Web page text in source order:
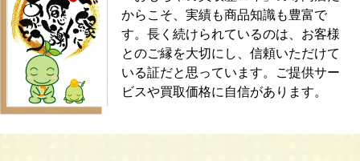
からこそ、実績も商品知識も豊富で
す。長く続けられているのは、お客様
とのご縁を大切にし、信頼いただけて
いる証だと思っています。ご提供サー
ビスや買取価格に自信があります。